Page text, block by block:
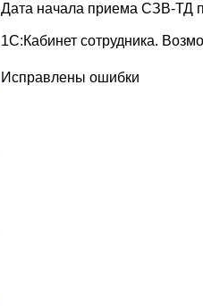
Дата начала приема СЗВ-ТД
1С:Кабинет сотрудника.
Исправлены ошибки